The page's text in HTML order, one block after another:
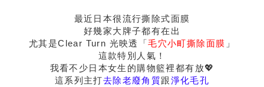
最近日本很流行撕除式面膜
好幾家大牌子都有在出
尤其是Clear Turn 光映透「毛穴小町撕除面膜 」
這款特別人氣！
我看不少日本女生的購物籃裡都有放💖
這系列主打去除老廢角質跟淨化毛孔